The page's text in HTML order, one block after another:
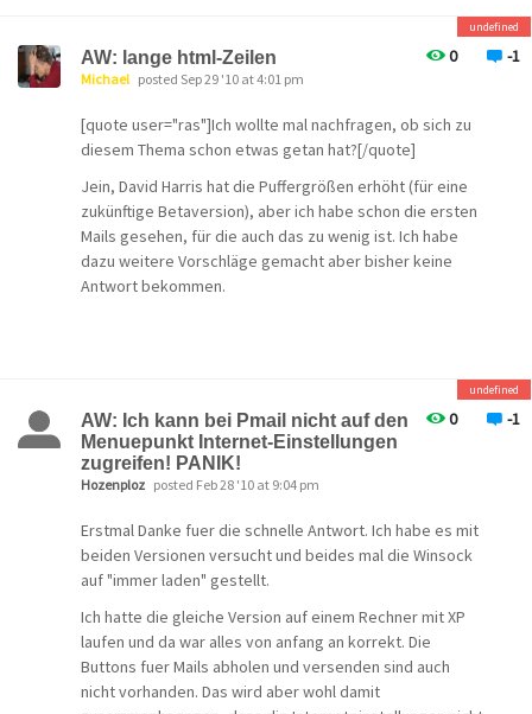
</p><p> {size:595.3pt 841.9pt; </p><p> margin:70.85pt
70.85pt 2.0cm 70.85pt; </p><p> mso-header-
margin:35.4pt; </p><p> mso-footer-margin:35.4pt; </p>
<p> {page:Section1;} </p><p>-->
<!--[if gte mso 10]> </p><p><style> </p><p> /* Style
Definitions */ </p><p> table.MsoNormalTable </p><p>
{mso-style-name:"Normale Tabelle"; </p><p> mso-
tstyle-rowband-size:0; </p><p> mso-tstyle-colband-
size:0; </p><p> mso-style-noshow:yes; </p><p> mso-
style-parent:""; </p><p> mso-padding-alt:0cm 5.4pt 0cm
</style> </p><p><![endif]-->
Hallo Sven!
Danke für die Info!
Dachte es gibt eine (einfache) Lösung.
Hoffe schon seit Jahren, dass das DSL-Zeitalter auch mal
bei
uns ankommt…
Meine GMX-Accounts dienen der Filterung und
anschließendem FORWARD
0 -1
undefined
AW: lange html-Zeilen
Michael posted Sep 29 '10 at 4:01 pm
[quote user="ras"]Ich wollte mal nachfragen, ob sich zu
diesem Thema schon etwas getan hat?[/quote]
Jein, David Harris hat die Puffergrößen erhöht (für eine
zukünftige Betaversion), aber ich habe schon die ersten
Mails gesehen, für die auch das zu wenig ist. Ich habe
dazu weitere Vorschläge gemacht aber bisher keine
Antwort bekommen.
0 -1
undefined
AW: Ich kann bei Pmail nicht auf den
Menuepunkt Internet-Einstellungen
zugreifen! PANIK!
Hozenploz posted Feb 28 '10 at 9:04 pm
Erstmal Danke fuer die schnelle Antwort. Ich habe es mit
beiden Versionen versucht und beides mal die Winsock
auf "immer laden" gestellt.
Ich hatte die gleiche Version auf einem Rechner mit XP
laufen und da war alles von anfang an korrekt. Die
Buttons fuer Mails abholen und versenden sind auch
nicht vorhanden. Das wird aber wohl damit